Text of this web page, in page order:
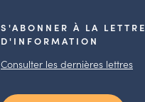
S'ABONNER À LA LETTRE
D'INFORMATION
Consulter les dernières lettres